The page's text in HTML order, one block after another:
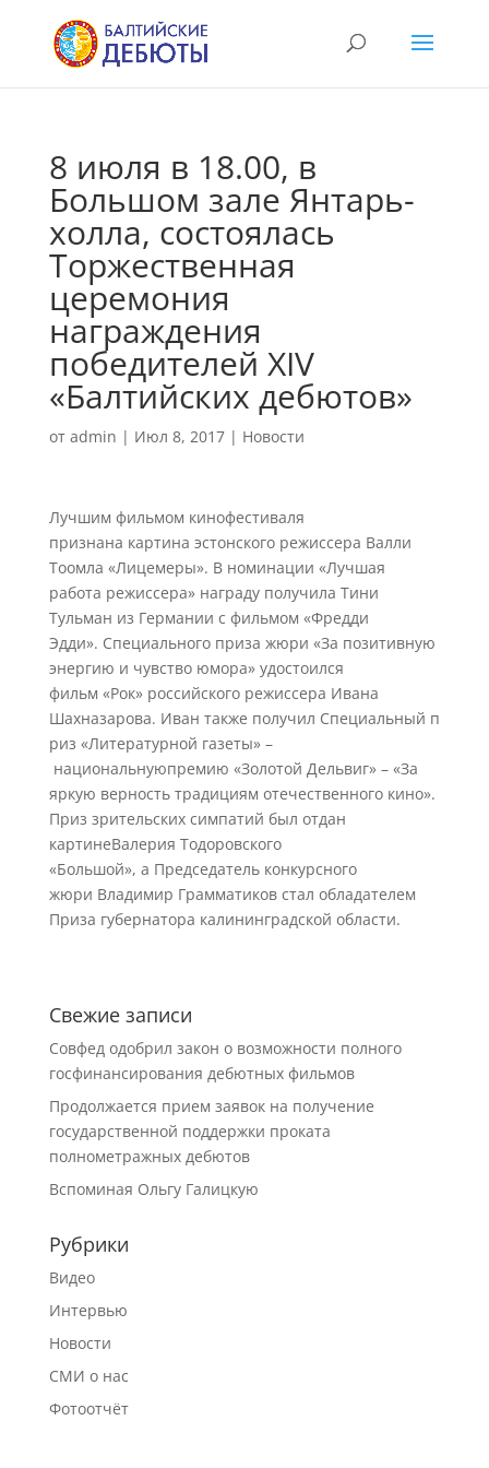
8 июля в 18.00, в
Большом зале Янтарь-
холла, состоялась
Торжественная
церемония
награждения
победителей XIV
«Балтийских дебютов»
от admin | Июл 8, 2017| Новости
Лучшим фильмом кинофестиваля
признана картина эстонского режиссера Валли
Тоомла «Лицемеры». В номинации «Лучшая
работа режиссера» награду получила Тини
Тульман из Германии с фильмом «Фредди
Эдди». Специального приза жюри «За позитивную
энергию и чувство юмора» удостоился
фильм «Рок» российского режиссера Ивана
Шахназарова. Иван также получил Специальный п
риз «Литературной газеты» –
национальнуюпремию «Золотой Дельвиг» – «За
яркую верность традициям отечественного кино».
Приз зрительских симпатий был отдан
картинеВалерия Тодоровского
«Большой», а Председатель конкурсного
жюри Владимир Грамматиков стал обладателем
Приза губернатора калининградской области.
Свежие записи
Совфед одобрил закон о возможности полного
госфинансирования дебютных фильмов
Продолжается прием заявок на получение
государственной поддержки проката
полнометражных дебютов
Вспоминая Ольгу Галицкую
Рубрики
Видео
Интервью
Новости
СМИ о нас
Фотоотчёт